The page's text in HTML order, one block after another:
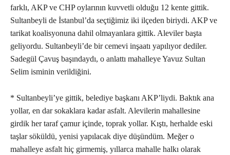
farklı, AKP ve CHP oylarının kuvvetli olduğu 12 kente gittik.
Sultanbeyli de İstanbul’da seçtiğimiz iki ilçeden biriydi. AKP ve
tarikat koalisyonuna dahil olmayanlara gittik. Aleviler başta
geliyordu. Sultanbeyli’de bir cemevi inşaatı yapılıyor dediler.
Sadegül Çavuş başındaydı, o anlattı mahalleye Yavuz Sultan
Selim isminin verildiğini.
* Sultanbeyli’ye gittik, belediye başkanı AKP’liydi. Baktık ana
yollar, en dar sokaklara kadar asfalt. Alevilerin mahallesine
girdik her taraf çamur içinde, toprak yollar. Kıştı, herhalde eski
taşlar söküldü, yenisi yapılacak diye düşündüm. Meğer o
mahalleye asfalt hiç girmemiş, yıllarca mahalle halkı olarak